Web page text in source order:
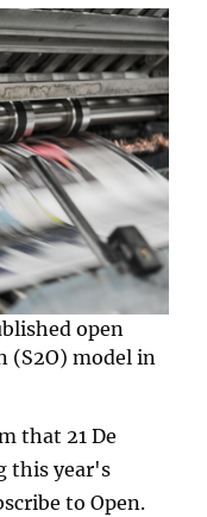
open
(S2O) model in
that 21 De
this year's
to Open.